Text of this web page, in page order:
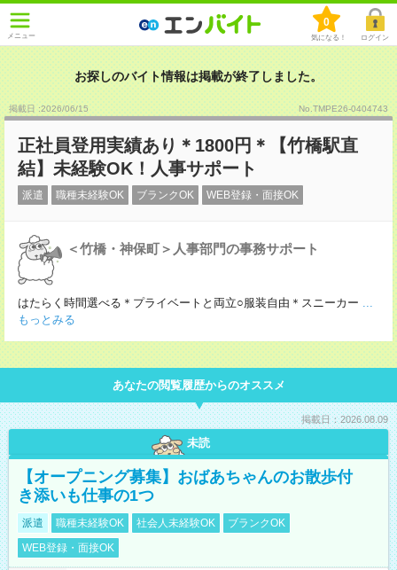
メニュー
0
気になる！ ログイン
お探しのバイト情報は掲載が終了しました。
掲載日 :2026/06/15 No.TMPE26-0404743
正社員登用実績あり＊1800円＊【竹橋駅直
結】未経験OK！人事サポート
派遣 職種未経験OK ブランクOK WEB登録・面接OK
＜竹橋・神保町＞人事部門の事務サポート
はたらく時間選べる＊プライベートと両立○服装自由＊スニーカー ...
もっとみる
あなたの閲覧履歴からのオススメ
掲載日：2026.08.09
未読
【オープニング募集】おばあちゃんのお散歩付
き添いも仕事の1つ
派遣 職種未経験OK 社会人未経験OK
ブランクOK
WEB登録・面接OK